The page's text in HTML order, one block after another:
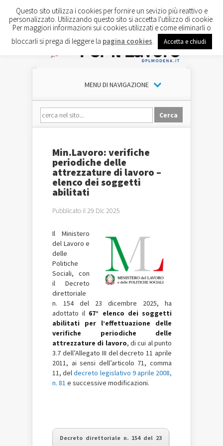
MENU DI NAVIGAZIONE
Min.Lavoro: verifiche
periodiche delle
attrezzature di lavoro –
elenco dei soggetti
abilitati
Pubblicato il 29 Dic 2025
Il Ministero
del Lavoro e
delle
Politiche
Sociali, con
il Decreto
direttoriale
n. 154 del 23 dicembre 2025, ha
adottato il 67° elenco dei soggetti
abilitati per l’effettuazione delle
verifiche periodiche delle
attrezzature di lavoro, di cui al punto
3.7 dell’Allegato III del decreto 11 aprile
2011, ai sensi dell’articolo 71, comma
11, deldecreto legislativo 9 aprile 2008,
n. 81 e successive modificazioni.
Decreto direttoriale n. 154 del 23
Questo sito utilizza i cookies per fornire un sevizio più reattivo e
personalizzato. Utilizzando questo sito si accetta l'utilizzo di cookie.
Per maggiori informazioni sui cookies utilizzati e come eliminarli o
bloccarli si prega di leggere la pagina cookies Accetta e chiudi